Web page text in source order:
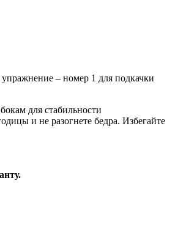
– номер 1 для подкачки
для стабильности
и не разогнете бедра. Избегайте